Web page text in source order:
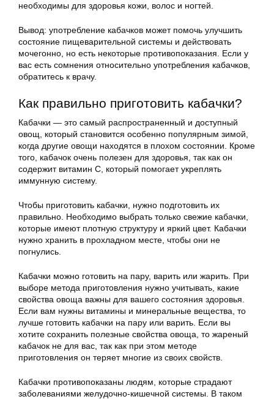
необходимы для здоровья кожи, волос и ногтей.
Вывод: употребление кабачков может помочь улучшить
состояние пищеварительной системы и действовать
мочегонно, но есть некоторые противопоказания. Если у
вас есть сомнения относительно употребления кабачков,
обратитесь к врачу.
Как правильно приготовить кабачки?
Кабачки — это самый распространенный и доступный
овощ, который становится особенно популярным зимой,
когда другие овощи находятся в плохом состоянии. Кроме
того, кабачок очень полезен для здоровья, так как он
содержит витамин C, который помогает укреплять
иммунную систему.
Чтобы приготовить кабачки, нужно подготовить их
правильно. Необходимо выбрать только свежие кабачки,
которые имеют плотную структуру и яркий цвет. Кабачки
нужно хранить в прохладном месте, чтобы они не
погнулись.
Кабачки можно готовить на пару, варить или жарить. При
выборе метода приготовления нужно учитывать, какие
свойства овоща важны для вашего состояния здоровья.
Если вам нужны витамины и минеральные вещества, то
лучше готовить кабачки на пару или варить. Если вы
хотите сохранить полезные свойства овоща, то жареный
кабачок не для вас, так как при этом методе
приготовления он теряет многие из своих свойств.
Кабачки противопоказаны людям, которые страдают
заболеваниями желудочно-кишечной системы. В таком